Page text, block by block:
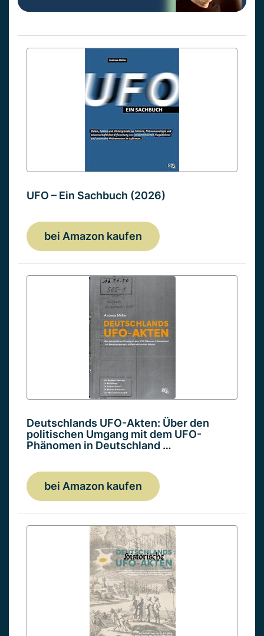
UFO – Ein Sachbuch (2026)
bei Amazon kaufen
Deutschlands UFO-Akten: Über den
politischen Umgang mit dem UFO-
Phänomen in Deutschland …
bei Amazon kaufen